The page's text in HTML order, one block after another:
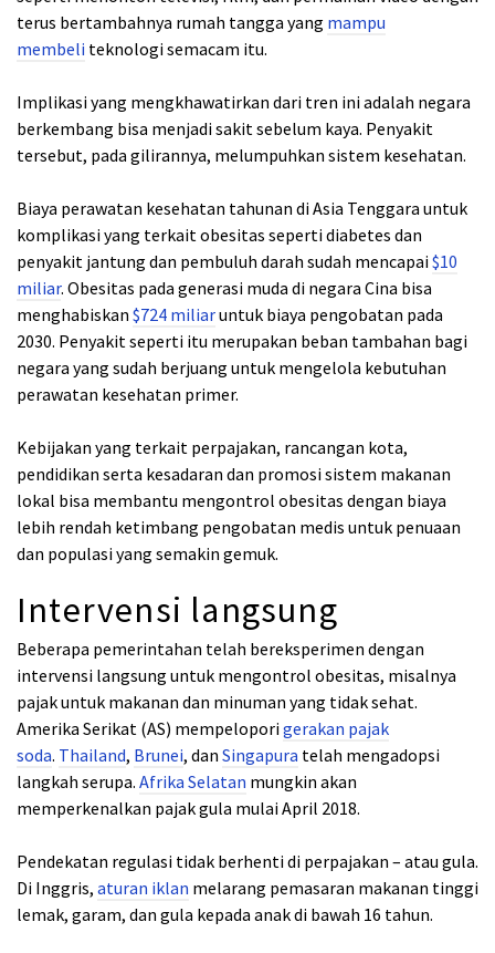
terus bertambahnya rumah tangga yang mampu
membeli teknologi semacam itu.
Implikasi yang mengkhawatirkan dari tren ini adalah negara
berkembang bisa menjadi sakit sebelum kaya. Penyakit
tersebut, pada gilirannya, melumpuhkan sistem kesehatan.
Biaya perawatan kesehatan tahunan di Asia Tenggara untuk
komplikasi yang terkait obesitas seperti diabetes dan
penyakit jantung dan pembuluh darah sudah mencapai$10
miliar. Obesitas pada generasi muda di negara Cina bisa
menghabiskan $724 miliaruntuk biaya pengobatan pada
2030. Penyakit seperti itu merupakan beban tambahan bagi
negara yang sudah berjuang untuk mengelola kebutuhan
perawatan kesehatan primer.
Kebijakan yang terkait perpajakan, rancangan kota,
pendidikan serta kesadaran dan promosi sistem makanan
lokal bisa membantu mengontrol obesitas dengan biaya
lebih rendah ketimbang pengobatan medis untuk penuaan
dan populasi yang semakin gemuk.
Intervensi langsung
Beberapa pemerintahan telah bereksperimen dengan
intervensi langsung untuk mengontrol obesitas, misalnya
pajak untuk makanan dan minuman yang tidak sehat.
Amerika Serikat (AS) mempeloporigerakan pajak
soda. Thailand, Brunei, dan Singapura telah mengadopsi
langkah serupa. Afrika Selatan mungkin akan
memperkenalkan pajak gula mulai April 2018.
Pendekatan regulasi tidak berhenti di perpajakan – atau gula.
Di Inggris, aturan iklan melarang pemasaran makanan tinggi
lemak, garam, dan gula kepada anak di bawah 16 tahun.